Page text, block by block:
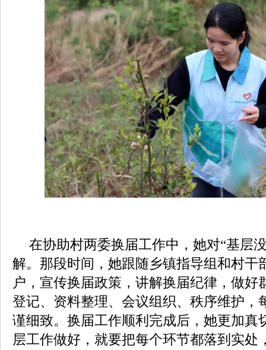
在协助村两委换届工作中，她对“基层
解。那段时间，她跟随乡镇指导组和村干
户，宣传换届政策，讲解换届纪律，做好
登记、资料整理、会议组织、秩序维护，
谨细致。换届工作顺利完成后，她更加真
层工作做好，就要把每个环节都落到实处